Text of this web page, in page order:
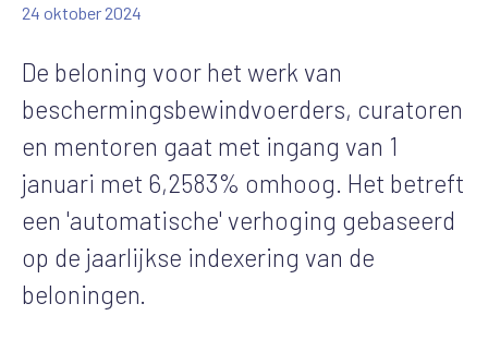
24 oktober 2024
De beloning voor het werk van
beschermingsbewindvoerders, curatoren
en mentoren gaat met ingang van 1
januari met 6,2583% omhoog. Het betreft
een 'automatische' verhoging gebaseerd
op de jaarlijkse indexering van de
beloningen.